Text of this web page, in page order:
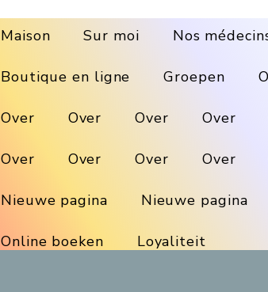
Maison Sur moi Nos
Boutique en ligne Groepen
Over Over Over Over
Over Over Over Over
Nieuwe pagina Nieuwe pagina
Online boeken Loyaliteit